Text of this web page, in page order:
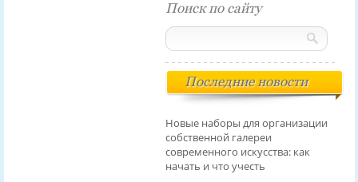
Поиск по сайту
Последние новости
Новые наборы для организации
собственной галереи
современного искусства: как
начать и что учесть